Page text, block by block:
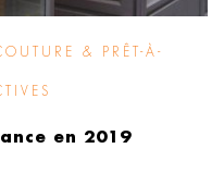
& PRÊT-À-
en 2019